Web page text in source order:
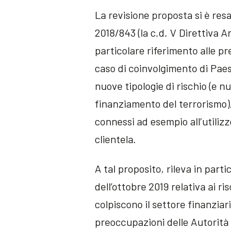
La revisione proposta si è
2018/843 (la c.d. V Direttiva
particolare riferimento alle
caso di coinvolgimento di
nuove tipologie di rischio (e
finanziamento del
connessi ad esempio
clientela.
A tal proposito, rileva in
dell’ottobre 2019 relativa ai
colpiscono il settore
preoccupazioni delle